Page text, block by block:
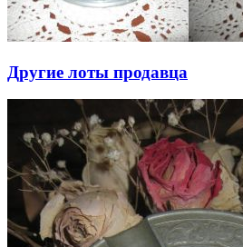
Другие лоты продавца